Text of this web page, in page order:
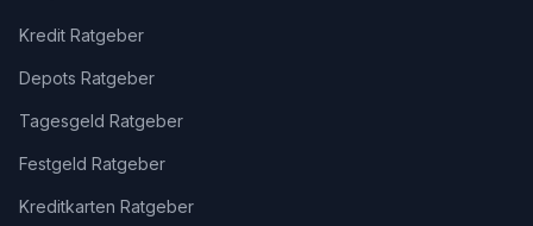
Kredit Ratgeber
Depots Ratgeber
Tagesgeld Ratgeber
Festgeld Ratgeber
Kreditkarten Ratgeber